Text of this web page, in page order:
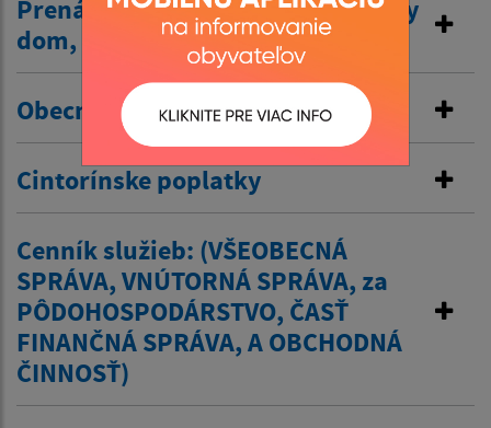
Prenájom nehnuteľností /kultúrny
dom, …/
Obecné nájomné byty
Cintorínske poplatky
Cenník služieb: (VŠEOBECNÁ
SPRÁVA, VNÚTORNÁ SPRÁVA, za
PÔDOHOSPODÁRSTVO, ČASŤ
FINANČNÁ SPRÁVA, A OBCHODNÁ
ČINNOSŤ)